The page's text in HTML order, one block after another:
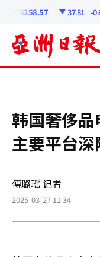
6258.57 37.81 -
韩国奢侈
主要平台
傅璐瑶 记者
2025-03-27 11:34